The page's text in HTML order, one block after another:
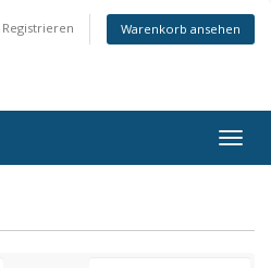
Registrieren Warenkorb ansehen